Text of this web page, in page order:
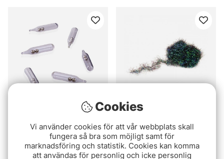
Glass 10 pack
49 kr
115 kr
Cookies
Vi använder cookies för att vår webbplats skall
fungera så bra som möjligt samt för
marknadsföring och statistik. Cookies kan komma
att användas för personlig och icke personlig